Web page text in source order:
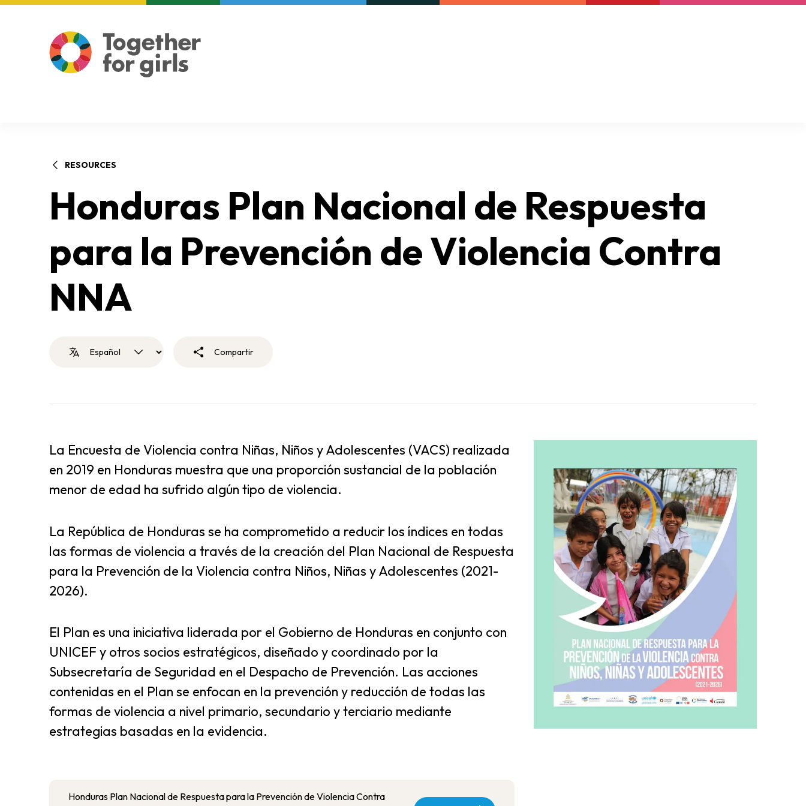
RESOURCES
Honduras Plan Nacional de Respuesta
para la Prevención de Violencia Contra
NNA
Compartir
La Encuesta de Violencia contra Niñas, Niños y Adolescentes (VACS) realizada
en 2019 en Honduras muestra que una proporción sustancial de la población
menor de edad ha sufrido algún tipo de violencia.
La República de Honduras se ha comprometido a reducir los índices en todas
las formas de violencia a través de la creación del Plan Nacional de Respuesta
para la Prevención de la Violencia contra Niños, Niñas y Adolescentes (2021-
2026).
El Plan es una iniciativa liderada por el Gobierno de Honduras en conjunto con
UNICEF y otros socios estratégicos, diseñado y coordinado por la
Subsecretaría de Seguridad en el Despacho de Prevención. Las acciones
contenidas en el Plan se enfocan en la prevención y reducción de todas las
formas de violencia a nivel primario, secundario y terciario mediante
estrategias basadas en la evidencia.
Honduras Plan Nacional de Respuesta para la Prevención de Violencia Contra